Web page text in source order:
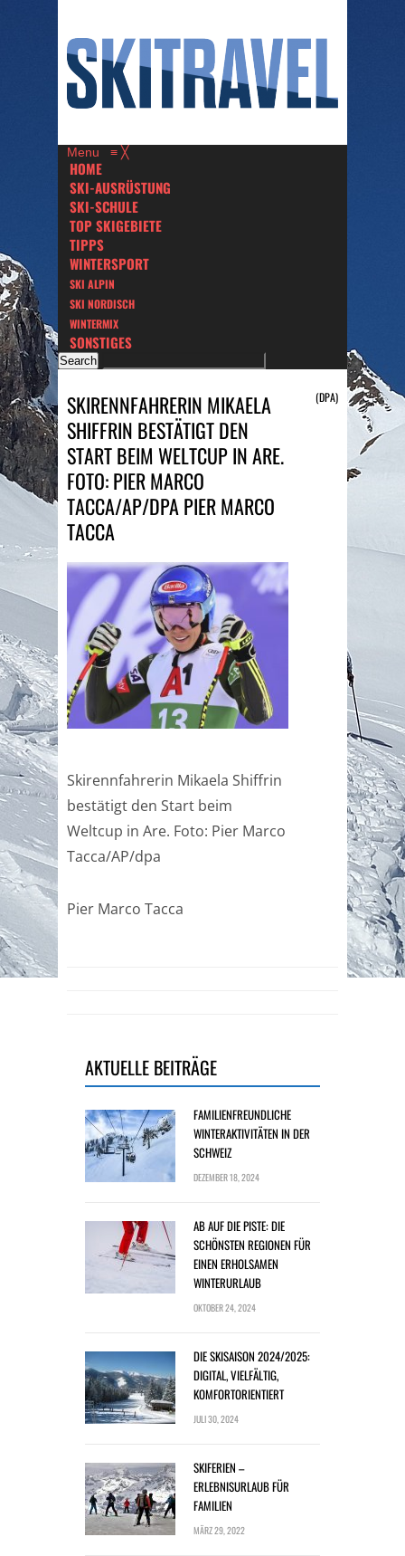
Menu ≡ ╳
HOME
SKI-AUSRÜSTUNG
SKI-SCHULE
TOP SKIGEBIETE
TIPPS
WINTERSPORT
SKI ALPIN
SKI NORDISCH
WINTERMIX
SONSTIGES
SKIRENNFAHRERIN MIKAELA
SHIFFRIN BESTÄTIGT DEN
START BEIM WELTCUP IN ARE.
FOTO: PIER MARCO
TACCA/AP/DPA PIER MARCO
TACCA
(DPA)
Skirennfahrerin Mikaela Shiffrin
bestätigt den Start beim
Weltcup in Are. Foto: Pier Marco
Tacca/AP/dpa
Pier Marco Tacca
AKTUELLE BEITRÄGE
FAMILIENFREUNDLICHE
WINTERAKTIVITÄTEN IN DER
SCHWEIZ
DEZEMBER 18, 2024
AB AUF DIE PISTE: DIE
SCHÖNSTEN REGIONEN FÜR
EINEN ERHOLSAMEN
WINTERURLAUB
OKTOBER 24, 2024
DIE SKISAISON 2024/2025:
DIGITAL, VIELFÄLTIG,
KOMFORTORIENTIERT
JULI 30, 2024
SKIFERIEN –
ERLEBNISURLAUB FÜR
FAMILIEN
MÄRZ 29, 2022